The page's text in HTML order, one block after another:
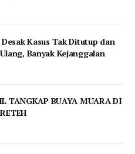
Kasus Tak Ditutup dan
Banyak Kejanggalan
TANGKAP BUAYA MUARA DI